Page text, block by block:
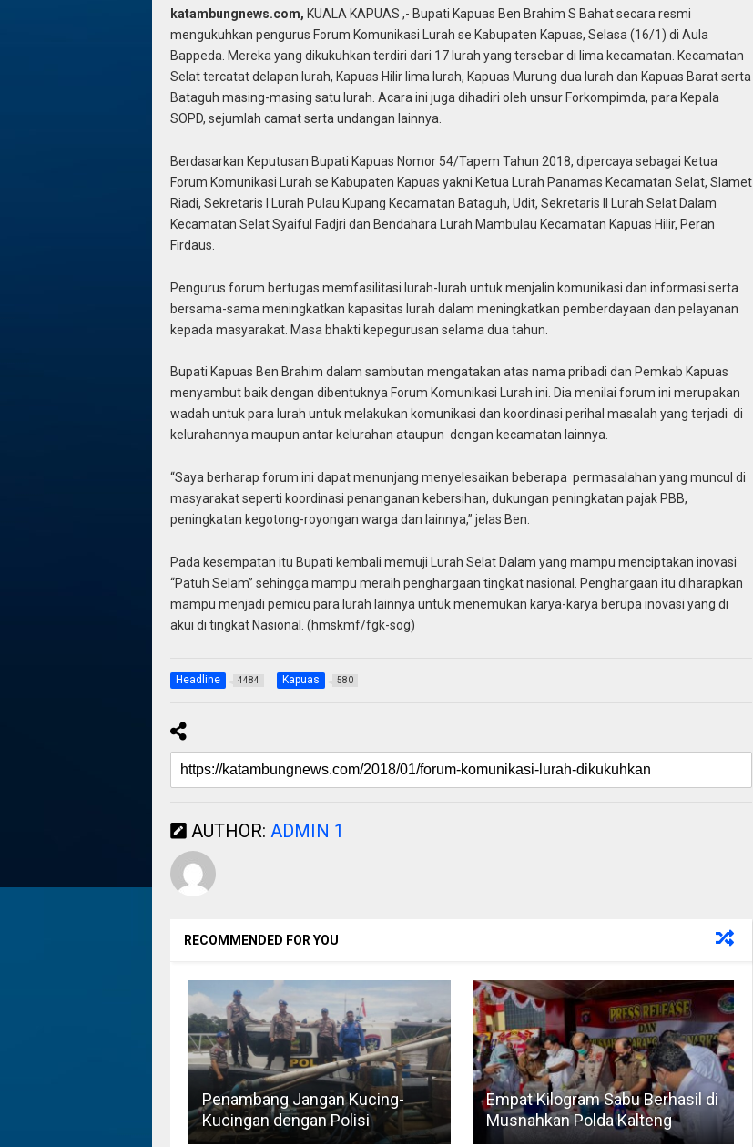
katambungnews.com, KUALA KAPUAS ,- Bupati Kapuas Ben Brahim S Bahat secara resmi
mengukuhkan pengurus Forum Komunikasi Lurah se Kabupaten Kapuas, Selasa (16/1) di Aula
Bappeda. Mereka yang dikukuhkan terdiri dari 17 lurah yang tersebar di lima kecamatan. Kecamatan
Selat tercatat delapan lurah, Kapuas Hilir lima lurah, Kapuas Murung dua lurah dan Kapuas Barat serta
Bataguh masing-masing satu lurah. Acara ini juga dihadiri oleh unsur Forkompimda, para Kepala
SOPD, sejumlah camat serta undangan lainnya.
Berdasarkan Keputusan Bupati Kapuas Nomor 54/Tapem Tahun 2018, dipercaya sebagai Ketua
Forum Komunikasi Lurah se Kabupaten Kapuas yakni Ketua Lurah Panamas Kecamatan Selat, Slamet
Riadi, Sekretaris I Lurah Pulau Kupang Kecamatan Bataguh, Udit, Sekretaris II Lurah Selat Dalam
Kecamatan Selat Syaiful Fadjri dan Bendahara Lurah Mambulau Kecamatan Kapuas Hilir, Peran
Firdaus.
Pengurus forum bertugas memfasilitasi lurah-lurah untuk menjalin komunikasi dan informasi serta
bersama-sama meningkatkan kapasitas lurah dalam meningkatkan pemberdayaan dan pelayanan
kepada masyarakat. Masa bhakti kepegurusan selama dua tahun.
Bupati Kapuas Ben Brahim dalam sambutan mengatakan atas nama pribadi dan Pemkab Kapuas
menyambut baik dengan dibentuknya Forum Komunikasi Lurah ini. Dia menilai forum ini merupakan
wadah untuk para lurah untuk melakukan komunikasi dan koordinasi perihal masalah yang terjadi di
kelurahannya maupun antar kelurahan ataupun dengan kecamatan lainnya.
“Saya berharap forum ini dapat menunjang menyelesaikan beberapa permasalahan yang muncul di
masyarakat seperti koordinasi penanganan kebersihan, dukungan peningkatan pajak PBB,
peningkatan kegotong-royongan warga dan lainnya,” jelas Ben.
Pada kesempatan itu Bupati kembali memuji Lurah Selat Dalam yang mampu menciptakan inovasi
“Patuh Selam” sehingga mampu meraih penghargaan tingkat nasional. Penghargaan itu diharapkan
mampu menjadi pemicu para lurah lainnya untuk menemukan karya-karya berupa inovasi yang di
akui di tingkat Nasional. (hmskmf/fgk-sog)
Headline 4484 Kapuas 580
AUTHOR: ADMIN 1
RECOMMENDED FOR YOU
Penambang Jangan Kucing-
Kucingan dengan Polisi
Empat Kilogram Sabu Berhasil di
Musnahkan Polda Kalteng